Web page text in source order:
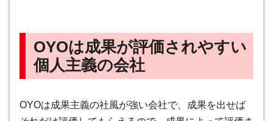
OYOは成果が評価されやすい
個人主義の会社
OYOは成果主義の社風が強い会社で、成果を出せば